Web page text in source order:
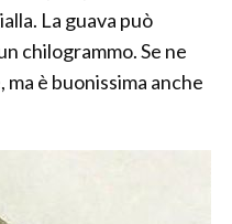
La guava può
chilogrammo. Se ne
è buonissima anche